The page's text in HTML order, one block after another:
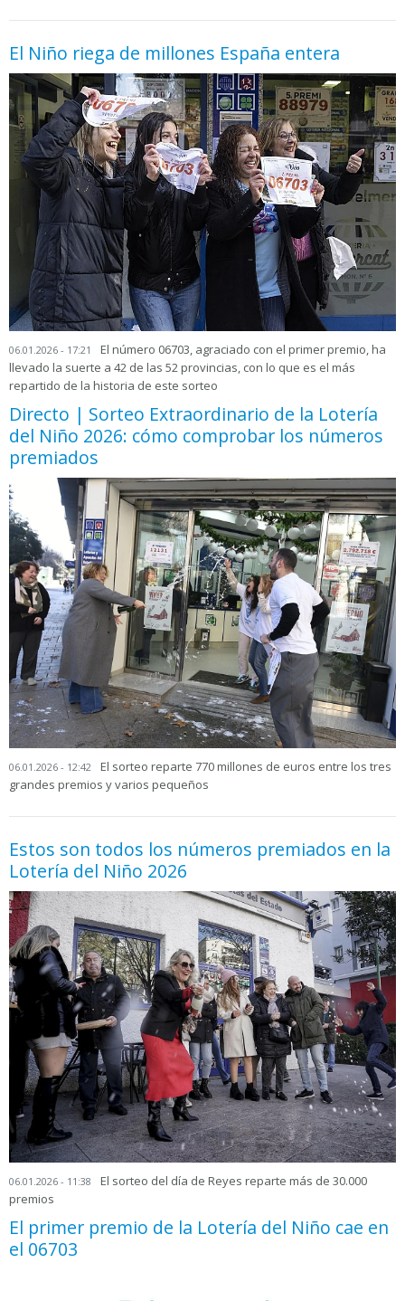
El Niño riega de millones España entera
06.01.2026 - 17:21
El número 06703, agraciado con el primer premio, ha
llevado la suerte a 42 de las 52 provincias, con lo que es el más
repartido de la historia de este sorteo
Directo | Sorteo Extraordinario de la Lotería
del Niño 2026: cómo comprobar los números
premiados
06.01.2026 - 12:42
El sorteo reparte 770 millones de euros entre los tres
grandes premios y varios pequeños
Estos son todos los números premiados en la
Lotería del Niño 2026
06.01.2026 - 11:38
El sorteo del día de Reyes reparte más de 30.000
premios
El primer premio de la Lotería del Niño cae en
el 06703